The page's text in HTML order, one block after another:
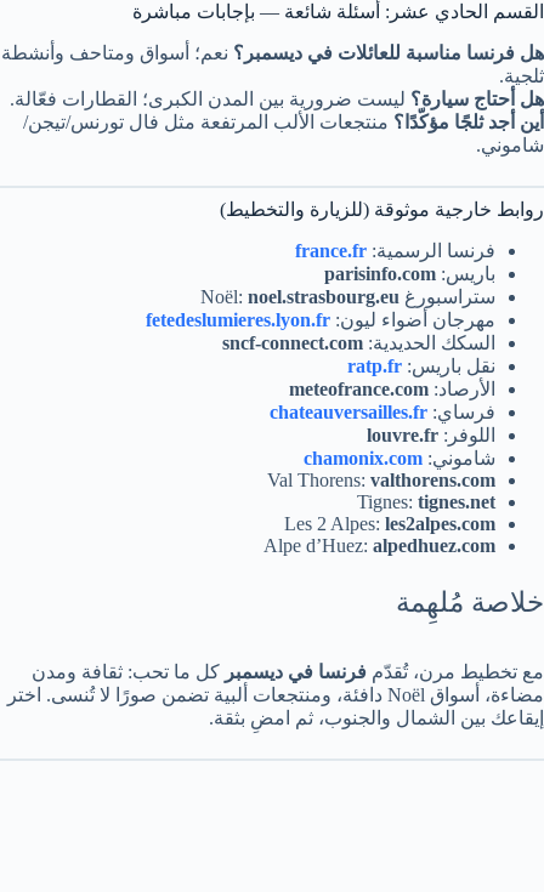
القسم الحادي عشر: أسئلة شائعة — بإجابات مباشرة
هل فرنسا مناسبة للعائلات في ديسمبر؟ نعم؛ أسواق ومتاحف وأنشطة
ثلجية.
هل أحتاج سيارة؟ ليست ضرورية بين المدن الكبرى؛ القطارات فعّالة.
أين أجد ثلجًا مؤكّدًا؟ منتجعات الألب المرتفعة مثل فال تورنس/تيجن/
شاموني.
روابط خارجية موثوقة (للزيارة والتخطيط)
فرنسا الرسمية: france.fr
باريس: parisinfo.com
ستراسبورغ Noël: noel.strasbourg.eu
مهرجان أضواء ليون: fetedeslumieres.lyon.fr
السكك الحديدية: sncf-connect.com
نقل باريس: ratp.fr
الأرصاد: meteofrance.com
فرساي: chateauversailles.fr
اللوفر: louvre.fr
شاموني: chamonix.com
Val Thorens: valthorens.com
Tignes: tignes.net
Les 2 Alpes: les2alpes.com
Alpe d’Huez: alpedhuez.com
خلاصة مُلهِمة
مع تخطيط مرن، تُقدّم فرنسا في ديسمبر كل ما تحب: ثقافة ومدن
مضاءة، أسواق Noël دافئة، ومنتجعات ألبية تضمن صورًا لا تُنسى. اختر
إيقاعك بين الشمال والجنوب، ثم امضِ بثقة.